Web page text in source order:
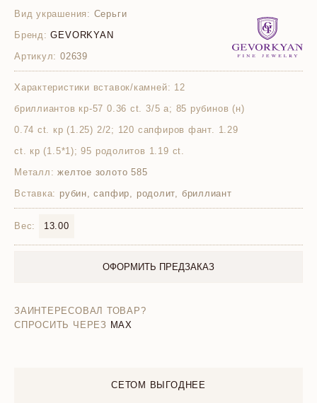
Вид украшения: Серьги
Бренд: GEVORKYAN
Артикул: 02639
Характеристики вставок/камней: 12
бриллиантов кр-57 0.36 ct. 3/5 а; 85 рубинов (н)
0.74 ct. кр (1.25) 2/2; 120 сапфиров фант. 1.29
ct. кр (1.5*1); 95 родолитов 1.19 ct.
Металл: желтое золото 585
Вставка: рубин, сапфир, родолит, бриллиант
Вес: 13.00
ОФОРМИТЬ ПРЕДЗАКАЗ
ЗАИНТЕРЕСОВАЛ ТОВАР?
СПРОСИТЬ ЧЕРЕЗ MAX
СЕТОМ ВЫГОДНЕЕ